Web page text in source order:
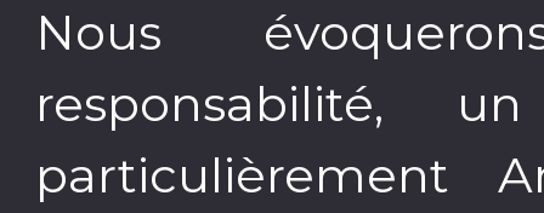
Nous
responsabilité,
particulièrement